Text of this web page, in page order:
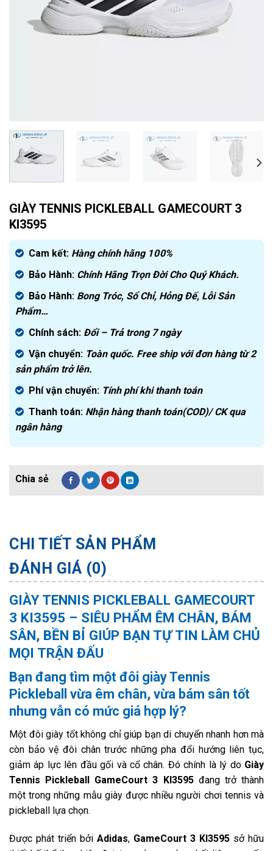
GIÀY TENNIS PICKLEBALL GAMECOURT 3
KI3595
Cam kết: Hàng chính hãng 100%
Bảo Hành: Chính Hãng Trọn Đời Cho Quý Khách.
Bảo Hành: Bong Tróc, Sổ Chỉ, Hỏng Đế, Lỗi Sản
Phẩm…
Chính sách: Đổi – Trả trong 7 ngày
Vận chuyển: Toàn quốc. Free ship với đơn hàng từ 2
sản phẩm trở lên.
Phí vận chuyển: Tính phí khi thanh toán
Thanh toán: Nhận hàng thanh toán(COD)/ CK qua
ngân hàng
CHI TIẾT SẢN PHẨM
ĐÁNH GIÁ (0)
GIÀY TENNIS PICKLEBALL GAMECOURT
3 KI3595 – SIÊU PHẨM ÊM CHÂN, BÁM
SÂN, BỀN BỈ GIÚP BẠN TỰ TIN LÀM CHỦ
MỌI TRẬN ĐẤU
Bạn đang tìm một đôi giày Tennis
Pickleball vừa êm chân, vừa bám sân tốt
nhưng vẫn có mức giá hợp lý?
Một đôi giày tốt không chỉ giúp bạn di chuyển nhanh hơn mà
còn bảo vệ đôi chân trước những pha đổi hướng liên tục,
giảm áp lực lên đầu gối và cổ chân. Đó chính là lý do Giày
Tennis Pickleball GameCourt 3 KI3595đang trở thành
một trong những mẫu giày được nhiều người chơi tennis và
pickleball lựa chọn.
Được phát triển bởi Adidas, GameCourt 3 KI3595 sở hữu